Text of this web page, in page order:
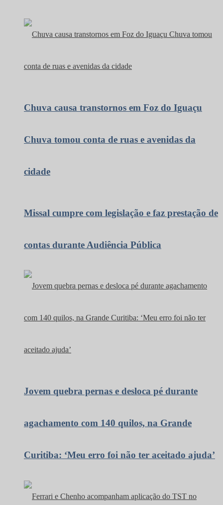
Chuva causa transtornos em Foz do Iguaçu
Chuva tomou conta de ruas e avenidas da
cidade
Missal cumpre com legislação e faz prestação de
contas durante Audiência Pública
Jovem quebra pernas e desloca pé durante
agachamento com 140 quilos, na Grande
Curitiba: ‘Meu erro foi não ter aceitado ajuda’